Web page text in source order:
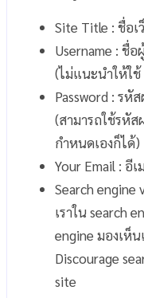
Site Title : ชื่อเ
Username : ชื่
(ไม่แนะนำให้ใช้
Password : รหั
(สามารถใช้รหั
กำหนดเองก็ได้)
Your Email : อี
Search engine
เราใน search
engine มองเห็
Discourage
site